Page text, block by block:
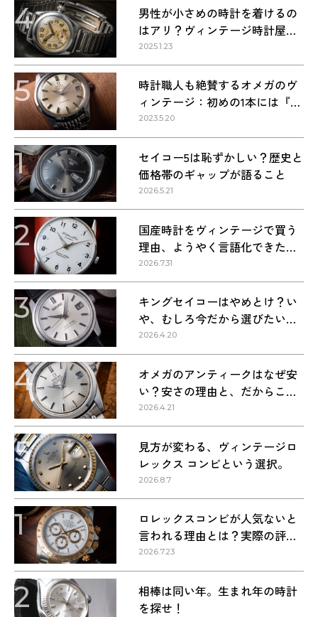
4
男性が小さめの時計を着けるの
はアリ？ヴィンテージ時計屋が
回答します！
2025.1.23
5
時計職人も絶賛するオメガのヴ
ィンテージ：初めの1本には『シ
ーマスター』を選ぶべき理由
2023.5.20
1
セイコー5は恥ずかしい？歴史と
価格帯のギャップが語ること
2026.5.21
2
国産時計をヴィンテージで買う
理由、ようやく言語化できた気
がする
2026.7.31
3
キングセイコーはやめとけ？い
や、むしろ今だから選びたい理
由
2026.4.20
4
オメガのアンティークはなぜ安
い？安さの理由と、だからこそ
狙い目な理由
2026.4.21
5
見方が変わる、ヴィンテージロ
レックス コンビという選択。
2026.8.7
1
ロレックスコンビが人気ないと
言われる理由とは？実際の評価
を解説
2026.7.23
2
相棒は同い年。生まれ年の時計
を探せ！